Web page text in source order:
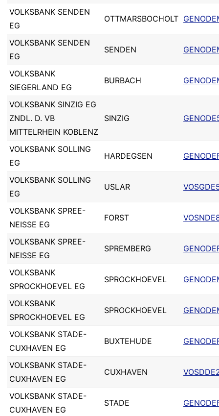
VOLKSBANK SENDEN
EG
OTTMARSBOCHOLT
VOLKSBANK SENDEN
EG
SENDEN
VOLKSBANK
SIEGERLAND EG
BURBACH
VOLKSBANK SINZIG EG
ZNDL. D. VB
MITTELRHEIN KOBLENZ
SINZIG
VOLKSBANK SOLLING
EG
HARDEGSEN
VOLKSBANK SOLLING
EG
USLAR
VOLKSBANK SPREE-
NEISSE EG
FORST
VOLKSBANK SPREE-
NEISSE EG
SPREMBERG
VOLKSBANK
SPROCKHOEVEL EG
SPROCKHOEVEL
VOLKSBANK
SPROCKHOEVEL EG
SPROCKHOEVEL
VOLKSBANK STADE-
CUXHAVEN EG
BUXTEHUDE
VOLKSBANK STADE-
CUXHAVEN EG
CUXHAVEN
VOLKSBANK STADE-
CUXHAVEN EG
STADE